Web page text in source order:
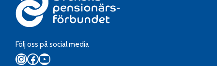
Följ oss på social media
Instagram
Facebook
YouTube